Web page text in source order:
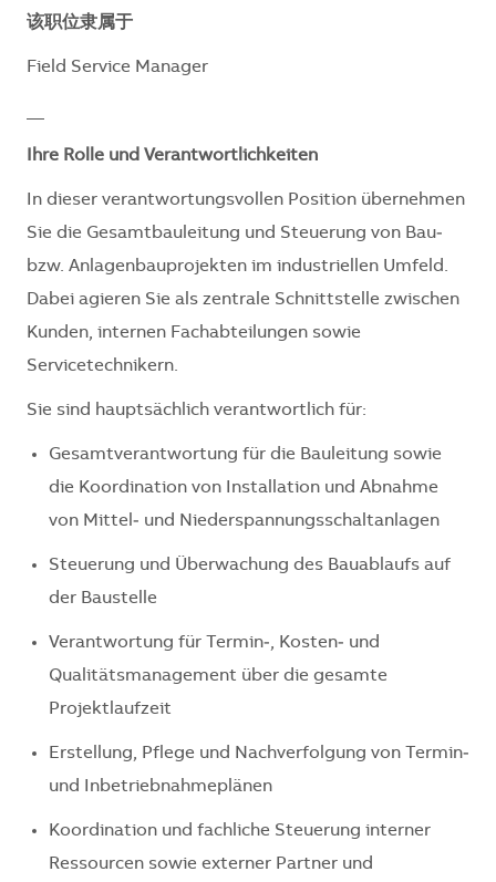
该职位隶属于
Field Service Manager
Ihre Rolle und Verantwortlichkeiten
In dieser verantwortungsvollen Position übernehmen
Sie die Gesamtbauleitung und Steuerung von Bau‑
bzw. Anlagenbauprojekten im industriellen Umfeld.
Dabei agieren Sie als zentrale Schnittstelle zwischen
Kunden, internen Fachabteilungen sowie
Servicetechnikern.
Sie sind hauptsächlich verantwortlich für:
Gesamtverantwortung für die Bauleitung sowie
die Koordination von Installation und Abnahme
von Mittel‑ und Niederspannungsschaltanlagen
Steuerung und Überwachung des Bauablaufs auf
der Baustelle
Verantwortung für Termin‑, Kosten‑ und
Qualitätsmanagement über die gesamte
Projektlaufzeit
Erstellung, Pflege und Nachverfolgung von Termin‑
und Inbetriebnahmeplänen
Koordination und fachliche Steuerung interner
Ressourcen sowie externer Partner und